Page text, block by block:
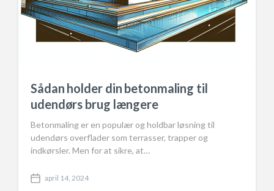
Sådan holder din betonmaling til
udendørs brug længere
Betonmaling er en populær og holdbar løsning til
udendørs overflader som terrasser, trapper og
indkørsler. Men for at sikre, at…
P
april 14, 2024